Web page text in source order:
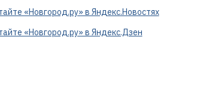
«Новгород.ру» в Яндекс.Новостях
«Новгород.ру» в Яндекс.Дзен